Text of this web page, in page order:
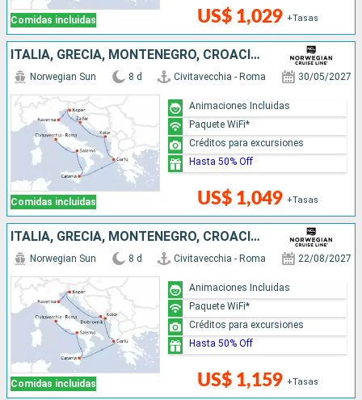
Comidas incluidas US$ 1,029 +Tasas
ITALIA, GRECIA, MONTENEGRO, CROACIA, ESLOVENIA
Comidas incluidas
Norwegian Sun 8 d Civitavecchia - Roma 30/05/2027
US$ 1,049 +Tasas
Animaciones Incluidas
Paquete WiFi*
Créditos para excursiones
Hasta 50% Off
ITALIA, GRECIA, MONTENEGRO, CROACIA, ESLOVENIA
Comidas incluidas
Norwegian Sun 8 d Civitavecchia - Roma 22/08/2027
US$ 1,159 +Tasas
Animaciones Incluidas
Paquete WiFi*
Créditos para excursiones
Hasta 50% Off